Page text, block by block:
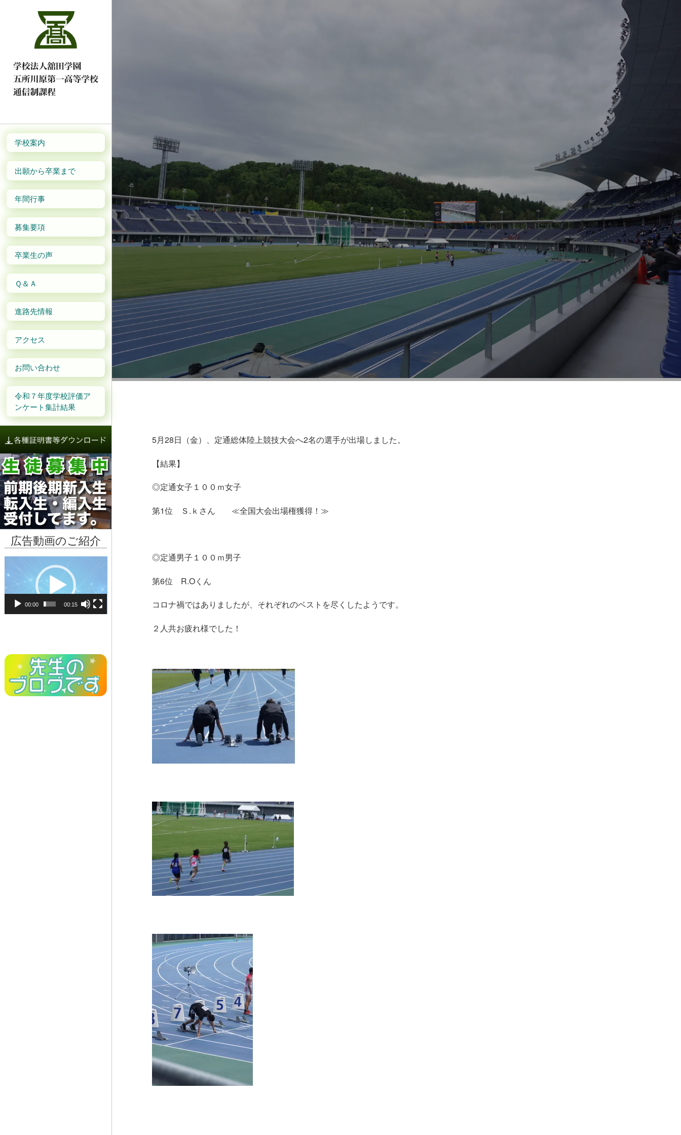
学校案内
出願から卒業まで
年間行事
募集要項
卒業生の声
Ｑ＆Ａ
進路先情報
アクセス
お問い合わせ
令和７年度学校評価ア
ンケート集計結果
広告動画のご紹介
画
プ
00:00 00:15
【行事】定通総体〈陸上〉
5月28日（金）、定通総体陸上競技大会へ2名の選手が出場しました。
【結果】
◎定通女子１００ｍ女子
第1位 Ｓ.ｋさん ≪全国大会出場権獲得！≫
◎定通男子１００ｍ男子
第6位 R.Oくん
コロナ禍ではありましたが、それぞれのベストを尽くしたようです。
２人共お疲れ様でした！